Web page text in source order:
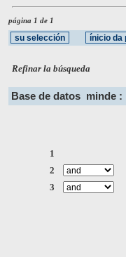
página 1 de 1
Refinar la búsqueda
Base de datos minde :
1
2
3